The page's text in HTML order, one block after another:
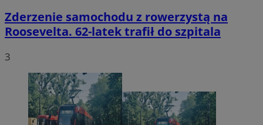
Zderzenie samochodu z rowerzystą na
Roosevelta. 62-latek trafił do szpitala
3